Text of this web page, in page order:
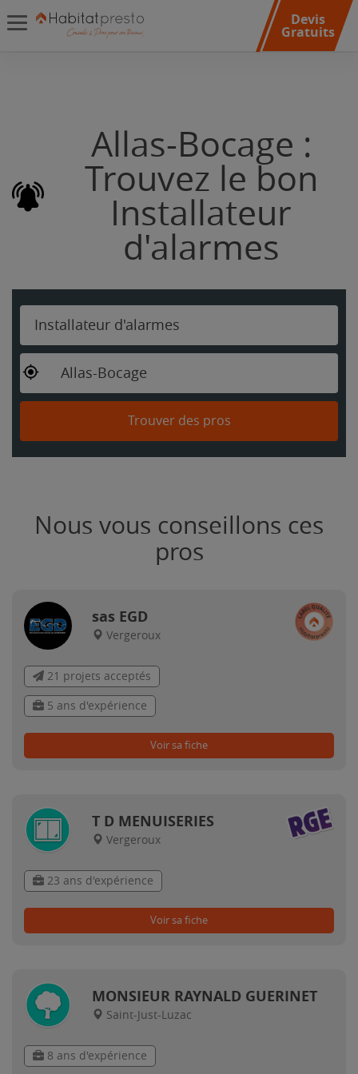
Devis
Gratuits
Allas-Bocage :
Trouvez le bon
Installateur
d'alarmes
Installateur d'alarmes
Allas-Bocage
Trouver des pros
Nous vous conseillons ces
pros
sas EGD
Vergeroux
21 projets acceptés
5 ans d'expérience
Voir sa fiche
T D MENUISERIES
Vergeroux
23 ans d'expérience
Voir sa fiche
MONSIEUR RAYNALD GUERINET
Saint-Just-Luzac
8 ans d'expérience